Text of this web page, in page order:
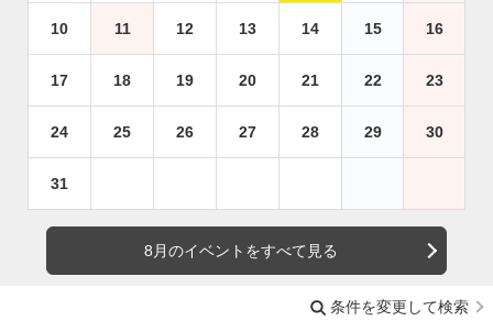
10 11 12 13 14 15 16
17 18 19 20 21 22 23
24 25 26 27 28 29 30
31
8月のイベントをすべて見る
条件を変更して検索